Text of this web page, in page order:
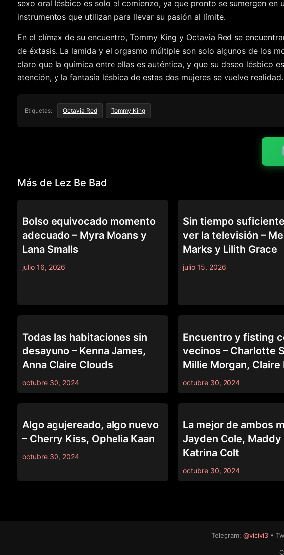
sexo oral lésbico es solo el comienzo, ya que pronto se sumergen
instrumentos que utilizan para llevar su pasión al límite.
En el clímax de su encuentro, Tommy King y Octavia Red se
de éxtasis. La lamida y el orgasmo múltiple son solo algunos de los
claro que la química entre ellas es auténtica, y que su deseo lésbico
atención, y la fantasía lésbica de estas dos mujeres se vuelve realidad.
Etiquetas: Octavia Red Tommy King
Más de Lez Be Bad
Bolso equivocado momento
adecuado – Myra Moans y
Lana Smalls
julio 16, 2026
Sin tiempo
ver la televisión –
Marks y Lilith Grace
julio 15, 2026
Todas las habitaciones sin
desayuno – Kenna James,
Anna Claire Clouds
octubre 30, 2024
Encuentro y fisting
vecinos – Charlotte
Millie Morgan, Claire
octubre 30, 2024
Algo agujereado, algo nuevo
– Cherry Kiss, Ophelia Kaan
octubre 30, 2024
La mejor de ambos
Jayden Cole, Maddy
Katrina Colt
octubre 30, 2024
Telegram: @vicivi3 •